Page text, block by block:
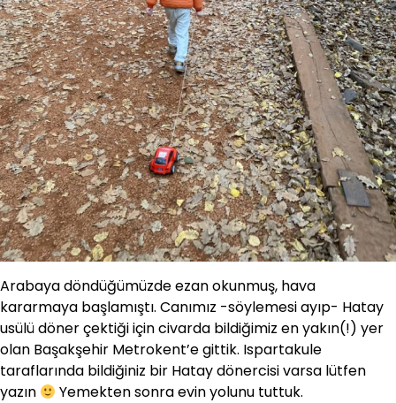
Arabaya döndüğümüzde ezan okunmuş, hava
kararmaya başlamıştı. Canımız -söylemesi ayıp- Hatay
usülü döner çektiği için civarda bildiğimiz en yakın(!) yer
olan Başakşehir Metrokent’e gittik. Ispartakule
taraflarında bildiğiniz bir Hatay dönercisi varsa lütfen
yazın
Yemekten sonra evin yolunu tuttuk.